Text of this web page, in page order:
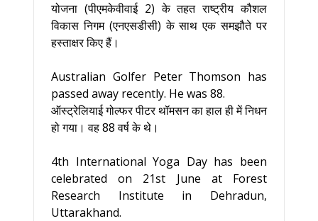
योजना (पीएमकेवीवाई 2) के तहत राष्ट्रीय कौशल
विकास निगम (एनएसडीसी) के साथ एक समझौते पर
हस्ताक्षर किए हैं।
Australian Golfer Peter Thomson has
passed away recently. He was 88.
ऑस्ट्रेलियाई गोल्फर पीटर थॉमसन का हाल ही में निधन
हो गया। वह 88 वर्ष के थे।
4th International Yoga Day has been
celebrated on 21st June at Forest
Research Institute in Dehradun,
Uttarakhand.